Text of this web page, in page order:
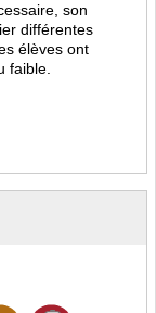
son
différentes
élèves ont
faible.